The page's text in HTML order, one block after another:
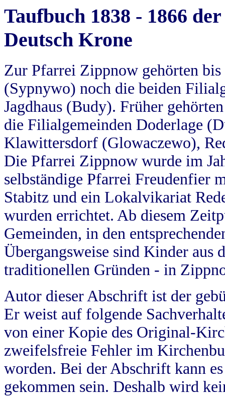
Taufbuch 1838 - 1866
Deutsch Krone
Zur Pfarrei Zippnow gehörten
(Sypnywo) noch die beiden
Jagdhaus (Budy). Früher
die Filialgemeinden Doderlage
Klawittersdorf (Glowaczewo),
Die Pfarrei Zippnow wurde im
selbständige Pfarrei Freudenfier
Stabitz und ein Lokalvikariat
wurden errichtet. Ab diesem
Gemeinden, in den
Übergangsweise sind Kinder aus
traditionellen Gründen - in
Autor dieser Abschrift ist der
Er weist auf folgende
von einer Kopie des Original-
zweifelsfreie Fehler im
worden. Bei der Abschrift kann
gekommen sein. Deshalb wird